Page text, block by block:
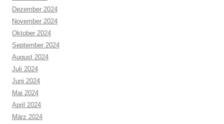
Dezember 2024
November 2024
Oktober 2024
September 2024
August 2024
Juli 2024
Juni 2024
Mai 2024
April 2024
März 2024